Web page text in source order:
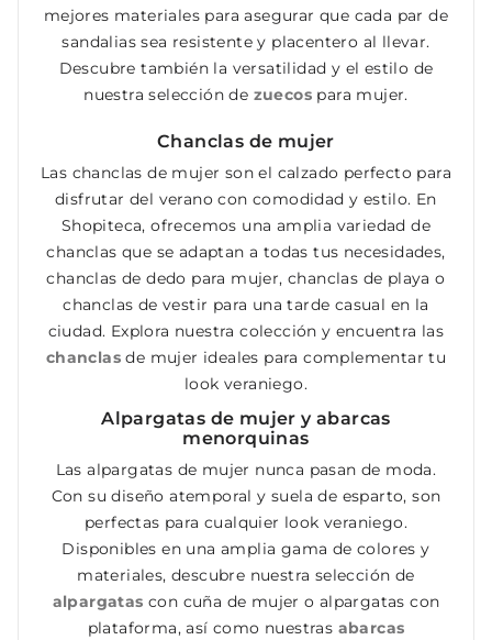
mejores materiales para asegurar que cada par de
sandalias sea resistente y placentero al llevar.
Descubre también la versatilidad y el estilo de
nuestra selección de zuecos para mujer.
Chanclas de mujer
Las chanclas de mujer son el calzado perfecto para
disfrutar del verano con comodidad y estilo. En
Shopiteca, ofrecemos una amplia variedad de
chanclas que se adaptan a todas tus necesidades,
chanclas de dedo para mujer, chanclas de playa o
chanclas de vestir para una tarde casual en la
ciudad. Explora nuestra colección y encuentra las
chanclas de mujer ideales para complementar tu
look veraniego.
Alpargatas de mujer y abarcas
menorquinas
Las alpargatas de mujer nunca pasan de moda.
Con su diseño atemporal y suela de esparto, son
perfectas para cualquier look veraniego.
Disponibles en una amplia gama de colores y
materiales, descubre nuestra selección de
alpargatas con cuña de mujer o alpargatas con
plataforma, así como nuestras abarcas